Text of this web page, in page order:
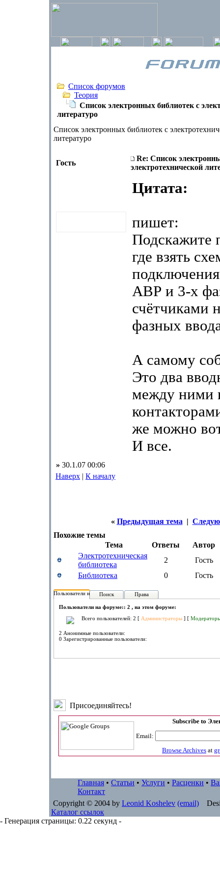
Список форумов
Теория
Список электронных библиотек c
литературо
Список электронных библиотек c
литературо
Гость
Re: Список
электротехнической
Цитата:
пишет:
Подскажите
где взять
АВР и 3-х
счётчиками
фазных
А самому
Это два
между ними
же можно
И все.
» 30.1.07 00:06
Наверх | К началу
« Предыдущая тема |
Похожие темы
Тема
Ответы
Автор
Электротехническая
библиотека
2
Гость
Библиотека
0 Гость
Пользователи на форуме:
Поиск Права
Пользователи на форуме:: 2 , на этом форуме:
Всего пользователей: 2 [ Администраторы ] [
2 Анонимные пользователи:
0 Зарегистрированные пользователи:
Присоединяйтесь!
Subscribe to
Email:
Browse Archives at
Главная • Статьи • Услуги • Расценки •
Контакт
Copyright © 2004 by Leonid Koshelev (email)
Каталог ссылок
- Генерация страницы: 0.22 секунд -